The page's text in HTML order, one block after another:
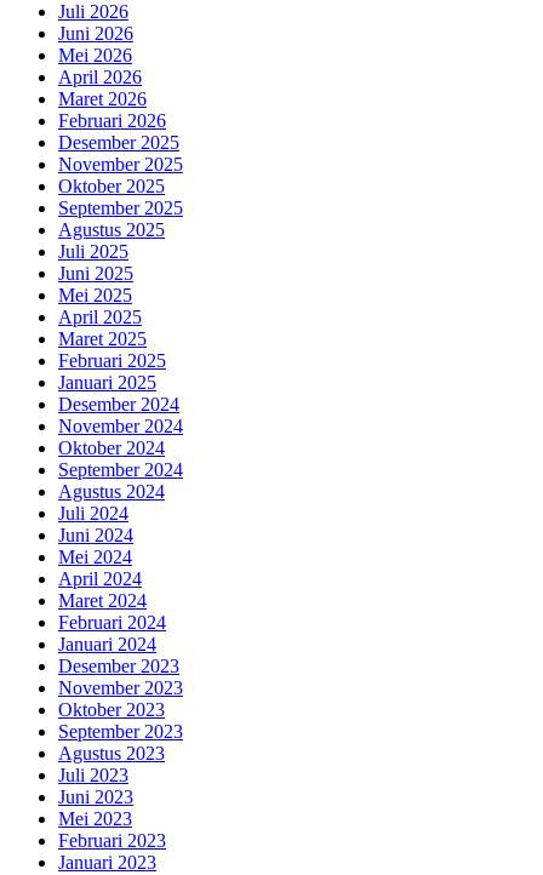
Juli 2026
Juni 2026
Mei 2026
April 2026
Maret 2026
Februari 2026
Desember 2025
November 2025
Oktober 2025
September 2025
Agustus 2025
Juli 2025
Juni 2025
Mei 2025
April 2025
Maret 2025
Februari 2025
Januari 2025
Desember 2024
November 2024
Oktober 2024
September 2024
Agustus 2024
Juli 2024
Juni 2024
Mei 2024
April 2024
Maret 2024
Februari 2024
Januari 2024
Desember 2023
November 2023
Oktober 2023
September 2023
Agustus 2023
Juli 2023
Juni 2023
Mei 2023
Februari 2023
Januari 2023